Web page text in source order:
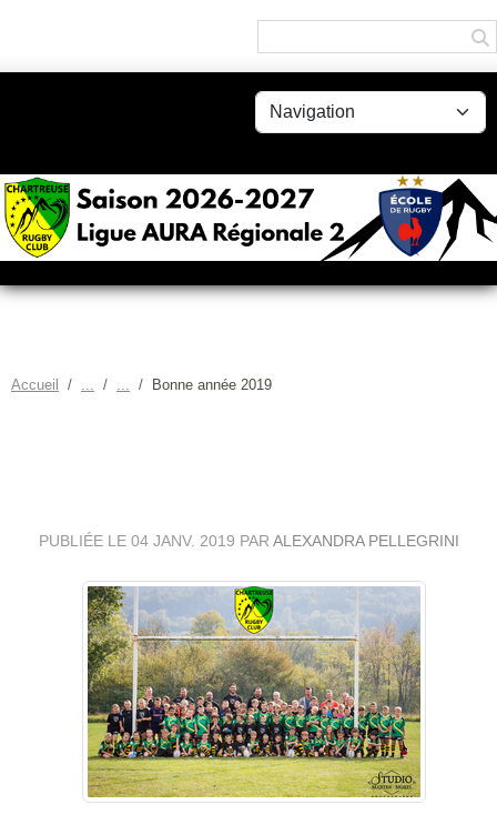
Accueil Bonne année 2019
PUBLIÉE LE 04 JANV. 2019 PAR ALEXANDRA PELLEGRINI